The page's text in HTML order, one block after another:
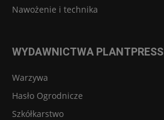
Nawożenie i technika
WYDAWNICTWA PLANTPRESS
Warzywa
Hasło Ogrodnicze
Szkółkarstwo